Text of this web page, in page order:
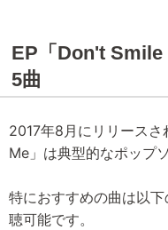
EP「Don't
5曲
2017年8月にリリース
Me」は典型的なポップ
特におすすめの曲は以
聴可能です。